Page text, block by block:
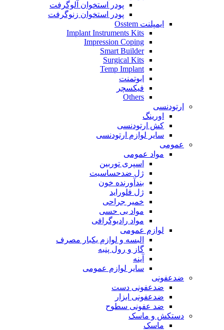
پودر استخوان آلوگرفت
پودر استخوان زنوگرفت
ایمپلنت Osstem
Implant Instruments Kits
Impression Coping
Smart Builder
Surgical Kits
Temp Implant
ابوتمنت
فیکسچر
Others
ارتودنسی
اورینگ
کش ارتودنسی
سایر لوازم ارتودنسی
عمومی
مواد عمومی
اسپری توربین
ژل ضدحساسیت
بندآورنده خون
ژل فلوراید
خمیر جراحی
مواد بی حسی
مواد رادیوگرافی
لوازم عمومی
البسه و لوازم یکبار مصرف
گاز و رول پنبه
آینه
سایر لوازم عمومی
ضدعفونی
ضدعفونی دست
ضدعفونی ابزار
ضد عفونی سطوح
دستکش و ماسک
ماسک